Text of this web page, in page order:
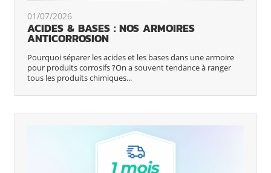
01/07/2026
ACIDES & BASES : NOS ARMOIRES
ANTICORROSION
Pourquoi séparer les acides et les bases dans une armoire
pour produits corrosifs ?On a souvent tendance à ranger
tous les produits chimiques...